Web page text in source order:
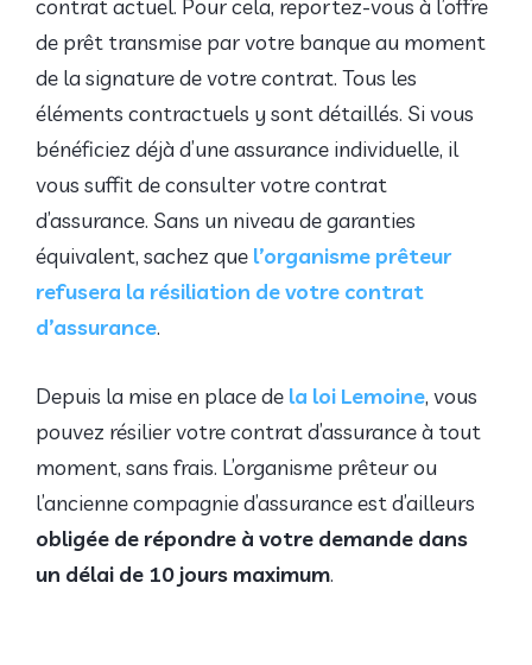
contrat actuel. Pour cela, reportez-vous à l’offre
de prêt transmise par votre banque au moment
de la signature de votre contrat. Tous les
éléments contractuels y sont détaillés. Si vous
bénéficiez déjà d’une assurance individuelle, il
vous suffit de consulter votre contrat
d’assurance. Sans un niveau de garanties
équivalent, sachez que l’organisme prêteur
refusera la résiliation de votre contrat
d’assurance.
Depuis la mise en place de la loi Lemoine, vous
pouvez résilier votre contrat d’assurance à tout
moment, sans frais. L’organisme prêteur ou
l’ancienne compagnie d’assurance est d’ailleurs
obligée de répondre à votre demande dans
un délai de 10 jours maximum.